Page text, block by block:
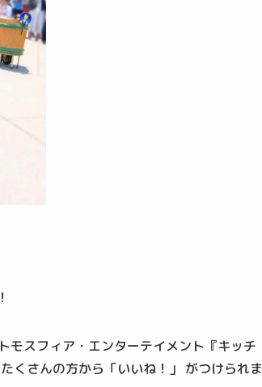
モスフィア・エンターテイメント『キッチ
くさんの方から「いいね！」 がつけられま